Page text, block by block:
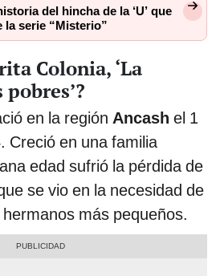
del hincha de la ‘U’ que
la serie “Misterio”
Colonia, ‘La
en la región Ancash el 1
Creció en una familia
edad sufrió la pérdida de
se vio en la necesidad de
más pequeños.